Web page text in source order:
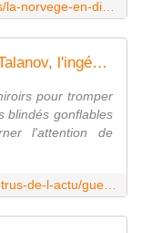
Guerre en Ukraine : qui est Victor Talanov, l'ingénieur russe qui vend des chars gonflables aux Ukrainiens pour tromper l'armée russe ?
pour tromper
blindés gonflables
l'attention de